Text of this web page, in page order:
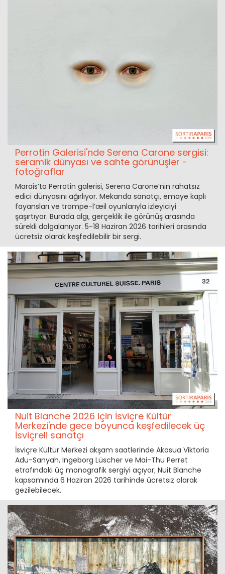
Perrotin Galerisi'nde Serena Carone sergisi:
seramik dünyası ve sahte görünüşler -
fotoğraflar
Marais’ta Perrotin galerisi, Serena Carone’nin rahatsız
edici dünyasını ağırlıyor. Mekanda sanatçı, emaye kaplı
fayansları ve trompe-l’œil oyunlarıyla izleyiciyi
şaşırtıyor. Burada algı, gerçeklik ile görünüş arasında
sürekli dalgalanıyor. 5-18 Haziran 2026 tarihleri arasında
ücretsiz olarak keşfedilebilir bir sergi.
Nuit Blanche 2026 için İsviçre Kültür
Merkezi'nde gece boyunca keşfedilecek üç
İsviçreli sanatçı
İsviçre Kültür Merkezi akşam saatlerinde Akosua Viktoria
Adu-Sanyah, Ingeborg Lüscher ve Mai-Thu Perret
etrafındaki üç monografik sergiyi açıyor; Nuit Blanche
kapsamında 6 Haziran 2026 tarihinde ücretsiz olarak
gezilebilecek.